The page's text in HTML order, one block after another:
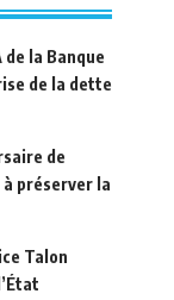
la Banque
de la dette
de
à préserver la
Talon